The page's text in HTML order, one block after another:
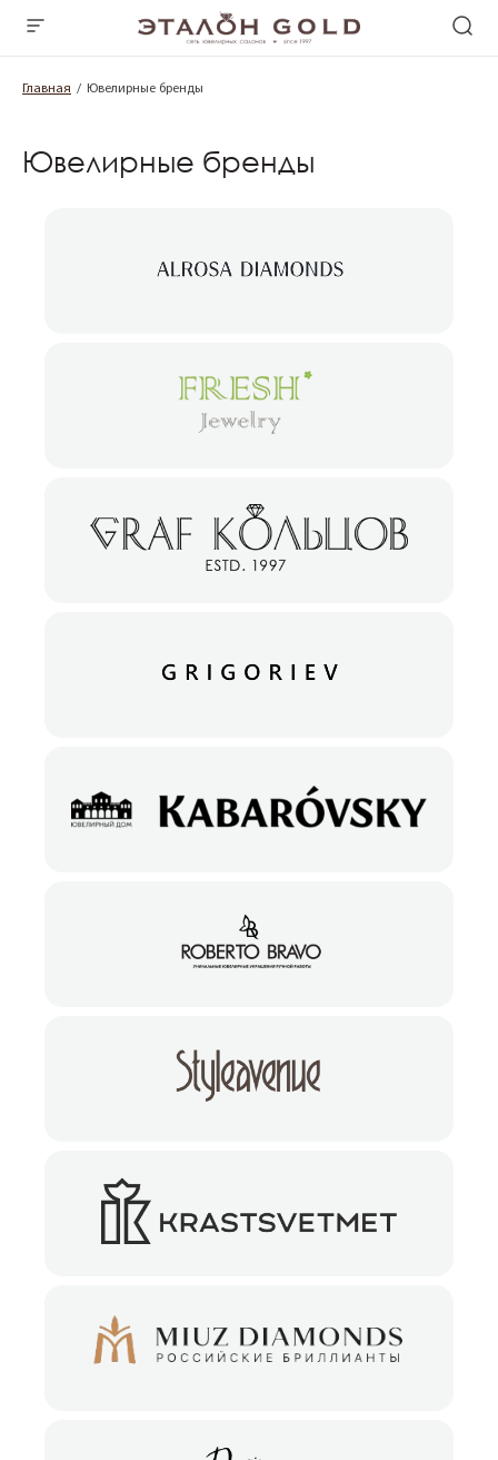
Главная Ювелирные бренды
Ювелирные бренды